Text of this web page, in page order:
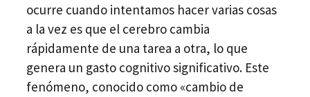
ocurre cuando intentamos hacer varias cosas
a la vez es que el cerebro cambia
rápidamente de una tarea a otra, lo que
genera un gasto cognitivo significativo. Este
fenómeno, conocido como «cambio de